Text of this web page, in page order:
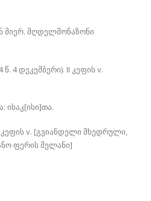
მიერ. მღდელმონაზონი
4 დეკემბერი). II კეფის v.
ისაკ[ისი]თა.
კეფის v. [გვიანდელი მხედრული,
ფერის მელანი]